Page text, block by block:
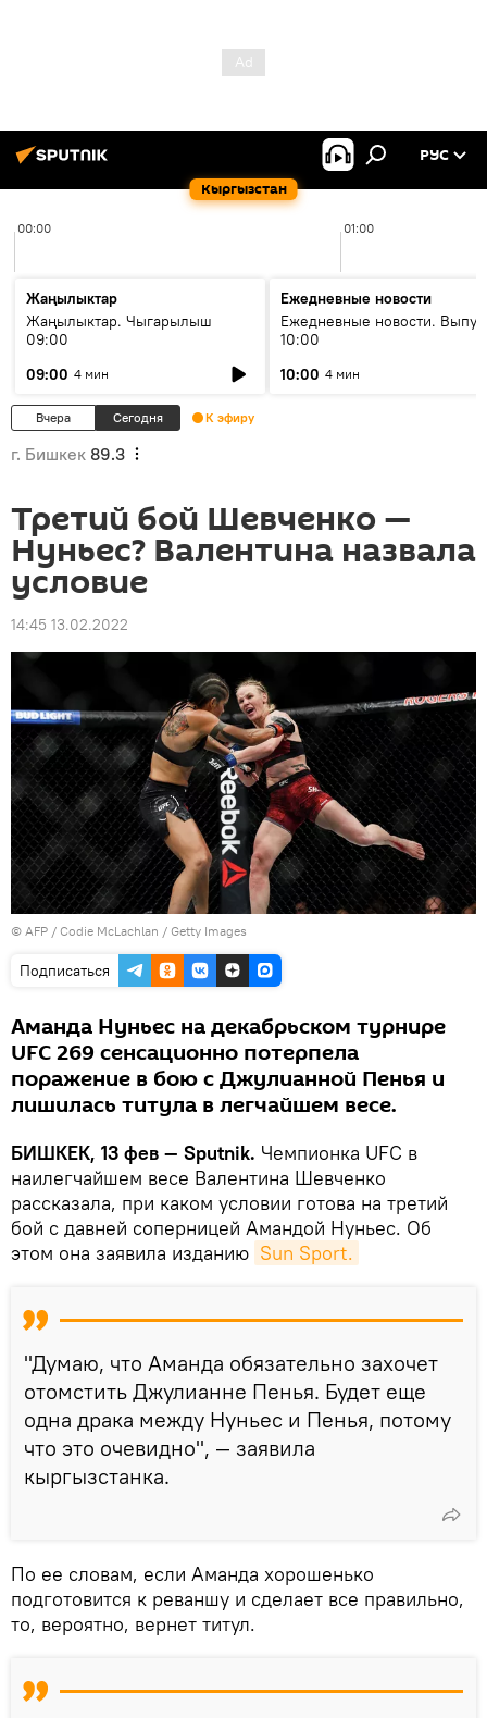
Кыргызстан
РУС
00:00 01:00
Жаңылыктар
Жаңылыктар. Чыгарылыш
09:00
09:00 4 мин
Ежедневные новости
Ежедневные новости.
10:00
10:00 4 мин
Вчера Сегодня К эфиру
г. Бишкек 89.3
Третий бой Шевченко —
Нуньес? Валентина назвала
условие
14:45 13.02.2022
© AFP / Codie McLachlan / Getty Images
Подписаться
Аманда Нуньес на декабрьском турнире
UFC 269 сенсационно потерпела
поражение в бою с Джулианной Пенья и
лишилась титула в легчайшем весе.
БИШКЕК, 13 фев — Sputnik. Чемпионка UFC в
наилегчайшем весе Валентина Шевченко
рассказала, при каком условии готова на третий
бой с давней соперницей Амандой Нуньес. Об
этом она заявила изданию Sun Sport.
"Думаю, что Аманда обязательно захочет
отомстить Джулианне Пенья. Будет еще
одна драка между Нуньес и Пенья, потому
что это очевидно", — заявила
кыргызстанка.
По ее словам, если Аманда хорошенько
подготовится к реваншу и сделает все правильно,
то, вероятно, вернет титул.